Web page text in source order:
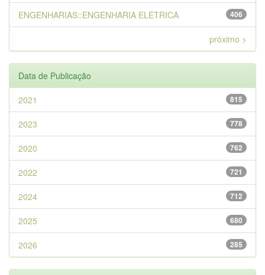
406
ENGENHARIAS::ENGENHARIA ELETRICA
próximo >
Data de Publicação
815
2021
778
2023
762
2020
721
2022
712
2024
680
2025
285
2026